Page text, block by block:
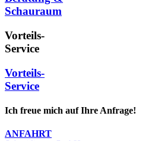
Schauraum
Vorteils-
Service
Vorteils-
Service
Ich freue mich auf Ihre Anfrage!
ANFAHRT